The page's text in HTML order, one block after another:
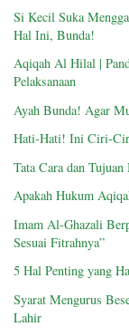
Si Kecil Suka
Hal Ini, Bunda!
Aqiqah Al Hilal |
Pelaksanaan
Ayah Bunda! Agar
Hati-Hati! Ini Ciri-
Tata Cara dan
Apakah Hukum
Imam Al-Ghazali
Sesuai Fitrahnya”
5 Hal Penting yang
Syarat Mengurus
Lahir